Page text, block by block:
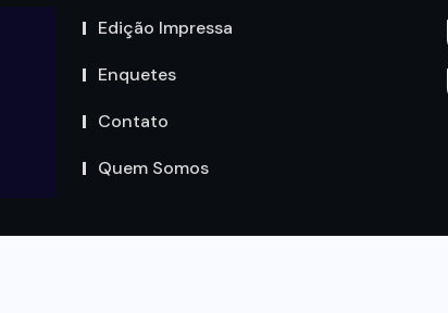
Edição Impressa
Enquetes
Contato
Quem Somos